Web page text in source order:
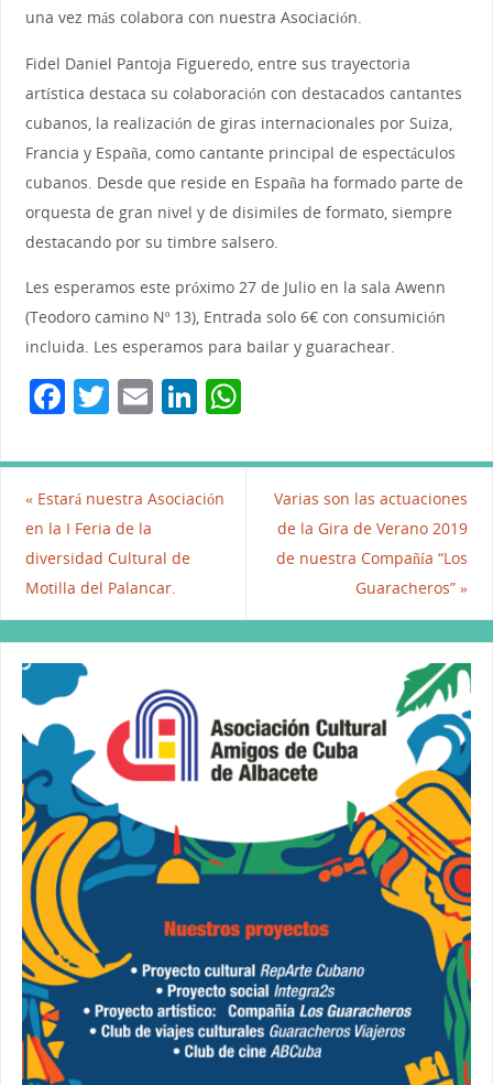
una vez más colabora con nuestra Asociación.
Fidel Daniel Pantoja Figueredo, entre sus trayectoria
artística destaca su colaboración con destacados cantantes
cubanos, la realización de giras internacionales por Suiza,
Francia y España, como cantante principal de espectáculos
cubanos. Desde que reside en España ha formado parte de
orquesta de gran nivel y de disimiles de formato, siempre
destacando por su timbre salsero.
Les esperamos este próximo 27 de Julio en la sala Awenn
(Teodoro camino Nº 13), Entrada solo 6€ con consumición
incluida. Les esperamos para bailar y guarachear.
F
c
e
b
o
o
k
T
itt
er
E
ai
l
Li
k
e
W
at
p
«Estará nuestra Asociación
en la I Feria de la
diversidad Cultural de
Motilla del Palancar.
Varias son las actuaciones
de la Gira de Verano 2019
de nuestra Compañía “Los
Guaracheros”»